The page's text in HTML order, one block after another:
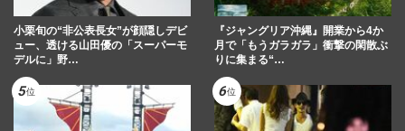
小栗旬の“非公表長女”が顔隠しデビ
ュー、透ける山田優の「スーパーモ
デルに」野…
『ジャングリア沖縄』開業から4か
月で「もうガラガラ」衝撃の閑散ぶ
りに集まる“…